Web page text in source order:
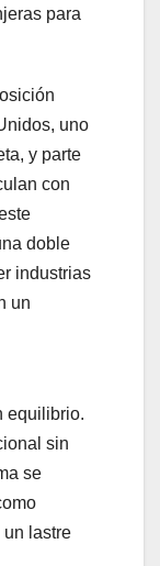
para
uno
y parte
con
doble
industrias
un
equilibrio.
sin
se
lastre